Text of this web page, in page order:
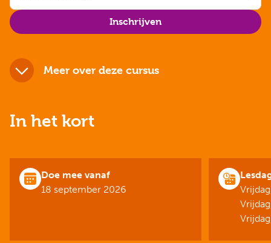
Inschrijven
Meer over deze cursus
In het kort
Doe mee vanaf
18 september 2026